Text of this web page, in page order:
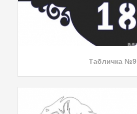
Табличка №9